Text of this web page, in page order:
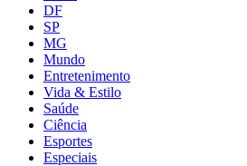
DF
SP
MG
Mundo
Entretenimento
Vida & Estilo
Saúde
Ciência
Esportes
Especiais